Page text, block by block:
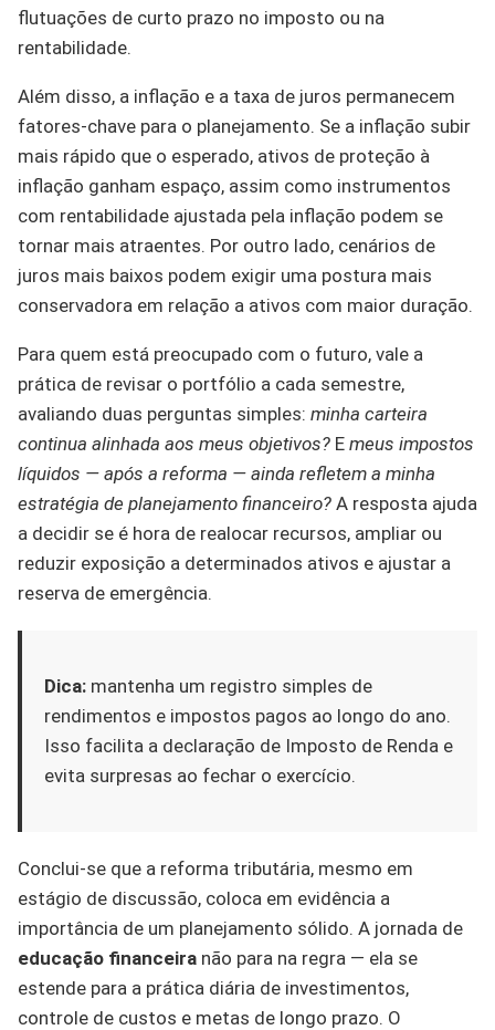
flutuações de curto prazo no imposto ou na
rentabilidade.
Além disso, a inflação e a taxa de juros permanecem
fatores-chave para o planejamento. Se a inflação subir
mais rápido que o esperado, ativos de proteção à
inflação ganham espaço, assim como instrumentos
com rentabilidade ajustada pela inflação podem se
tornar mais atraentes. Por outro lado, cenários de
juros mais baixos podem exigir uma postura mais
conservadora em relação a ativos com maior duração.
Para quem está preocupado com o futuro, vale a
prática de revisar o portfólio a cada semestre,
avaliando duas perguntas simples: minha carteira
continua alinhada aos meus objetivos? E meus impostos
líquidos — após a reforma — ainda refletem a minha
estratégia de planejamento financeiro? A resposta ajuda
a decidir se é hora de realocar recursos, ampliar ou
reduzir exposição a determinados ativos e ajustar a
reserva de emergência.
Dica: mantenha um registro simples de
rendimentos e impostos pagos ao longo do ano.
Isso facilita a declaração de Imposto de Renda e
evita surpresas ao fechar o exercício.
Conclui-se que a reforma tributária, mesmo em
estágio de discussão, coloca em evidência a
importância de um planejamento sólido. A jornada de
educação financeira não para na regra — ela se
estende para a prática diária de investimentos,
controle de custos e metas de longo prazo. O